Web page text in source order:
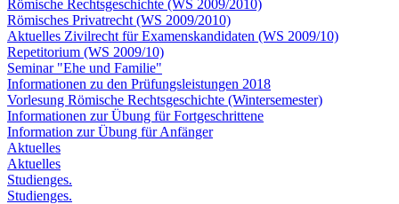
Römische Rechtsgeschichte (WS 2009/2010)
Römisches Privatrecht (WS 2009/2010)
Aktuelles Zivilrecht für Examenskandidaten (WS 2009/10)
Repetitorium (WS 2009/10)
Seminar "Ehe und Familie"
Informationen zu den Prüfungsleistungen 2018
Vorlesung Römische Rechtsgeschichte (Wintersemester)
Informationen zur Übung für Fortgeschrittene
Information zur Übung für Anfänger
Aktuelles
Aktuelles
Studienges.
Studienges.